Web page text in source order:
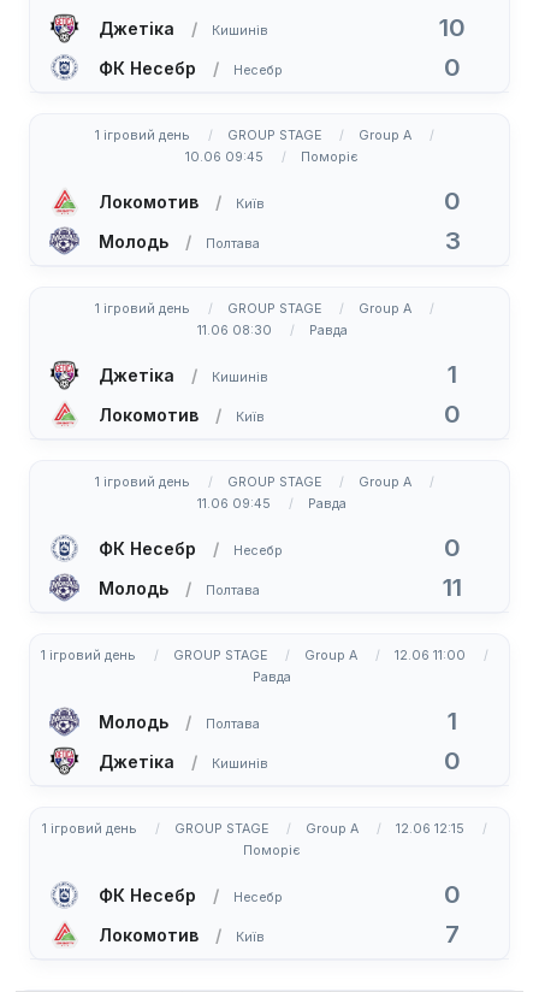
Джетіка Кишинів 10
ФК Несебр Несебр 0
1 ігровий день GROUP STAGE
Group A
10.06 09:45
Поморіє
Локомотив Київ 0
Молодь Полтава 3
1 ігровий день GROUP STAGE
Group A
11.06 08:30
Равда
Джетіка Кишинів 1
Локомотив Київ 0
1 ігровий день GROUP STAGE
Group A
11.06 09:45
Равда
ФК Несебр Несебр 0
Молодь Полтава 11
1 ігровий день GROUP STAGE Group A
12.06 11:00
Равда
Молодь Полтава 1
Джетіка Кишинів 0
1 ігровий день GROUP STAGE Group A
12.06 12:15
Поморіє
ФК Несебр Несебр 0
Локомотив Київ 7